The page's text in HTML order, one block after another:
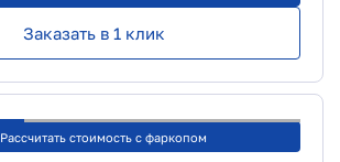
Заказать в 1 клик
Рассчитать стоимость с фаркопом